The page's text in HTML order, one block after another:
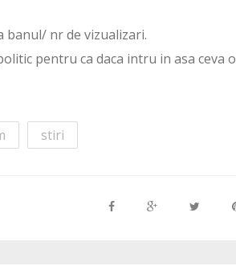
banul/ nr de vizualizari.
pentru ca daca intru in asa ceva o
stiri